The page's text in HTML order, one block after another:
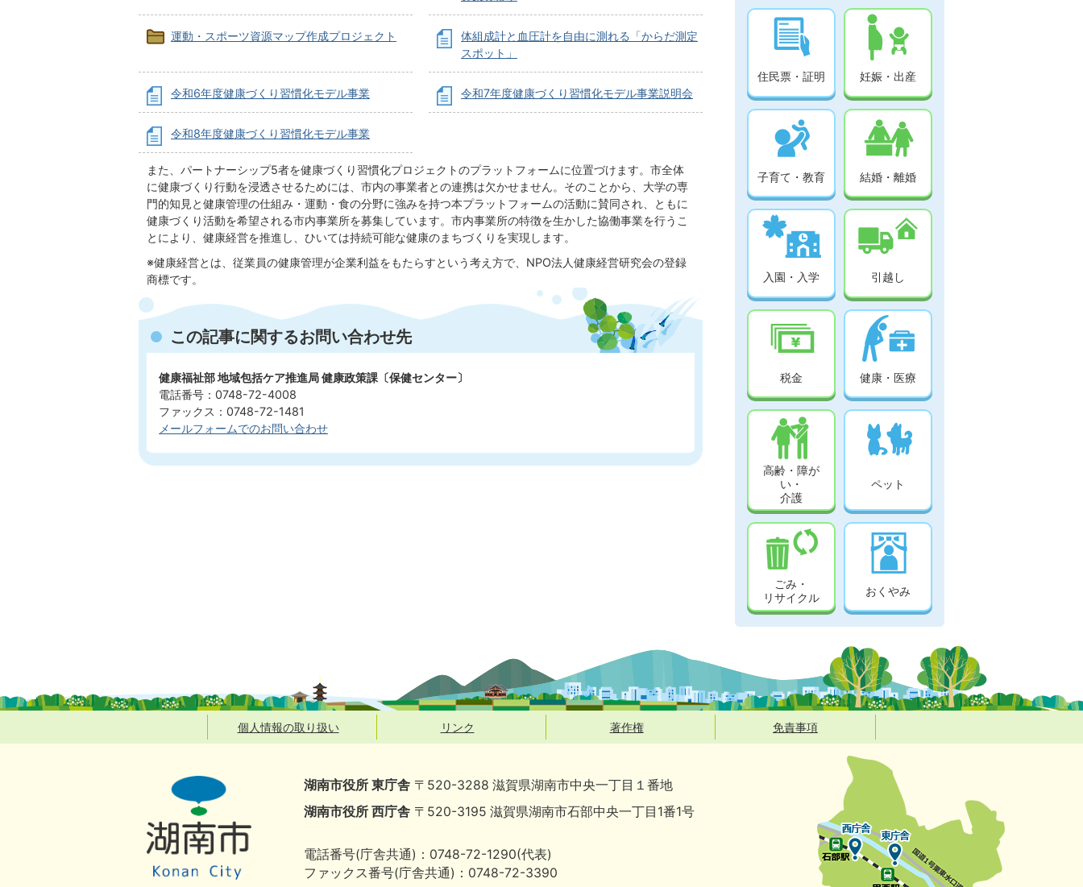
運動・スポーツ資源マップ作成プロジェクト
体組成計と血圧計を自由に測れる「からだ測定
スポット」
令和6年度健康づくり習慣化モデル事業 令和7年度健康づくり習慣化モデル事業説明会
令和8年度健康づくり習慣化モデル事業
また、パートナーシップ5者を健康づくり習慣化プロジェクトのプラットフォームに位置づけます。市全体
に健康づくり行動を浸透させるためには、市内の事業者との連携は欠かせません。そのことから、大学の専
門的知見と健康管理の仕組み・運動・食の分野に強みを持つ本プラットフォームの活動に賛同され、ともに
健康づくり活動を希望される市内事業所を募集しています。市内事業所の特徴を生かした協働事業を行うこ
とにより、健康経営を推進し、ひいては持続可能な健康のまちづくりを実現します。
※健康経営とは、従業員の健康管理が企業利益をもたらすという考え方で、NPO法人健康経営研究会の登録
商標です。
この記事に関するお問い合わせ先
健康福祉部 地域包括ケア推進局 健康政策課〔保健センター〕
電話番号：0748-72-4008
ファックス：0748-72-1481
メールフォームでのお問い合わせ
住民票・証明 妊娠・出産
子育て・教育 結婚・離婚
入園・入学 引越し
税金 健康・医療
高齢・障が
い・
介護
ペット
ごみ・
リサイクル
おくやみ
個人情報の取り扱い リンク 著作権 免責事項
湖南市役所 東庁舎 〒520-3288 滋賀県湖南市中央一丁目１番地
湖南市役所 西庁舎 〒520-3195 滋賀県湖南市石部中央一丁目1番1号
電話番号(庁舎共通)：0748-72-1290(代表)
ファックス番号(庁舎共通)：0748-72-3390